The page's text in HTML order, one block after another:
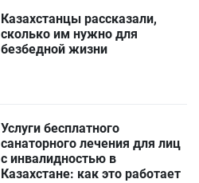
Казахстанцы рассказали,
сколько им нужно для
безбедной жизни
Услуги бесплатного
санаторного лечения для лиц
с инвалидностью в
Казахстане: как это работает